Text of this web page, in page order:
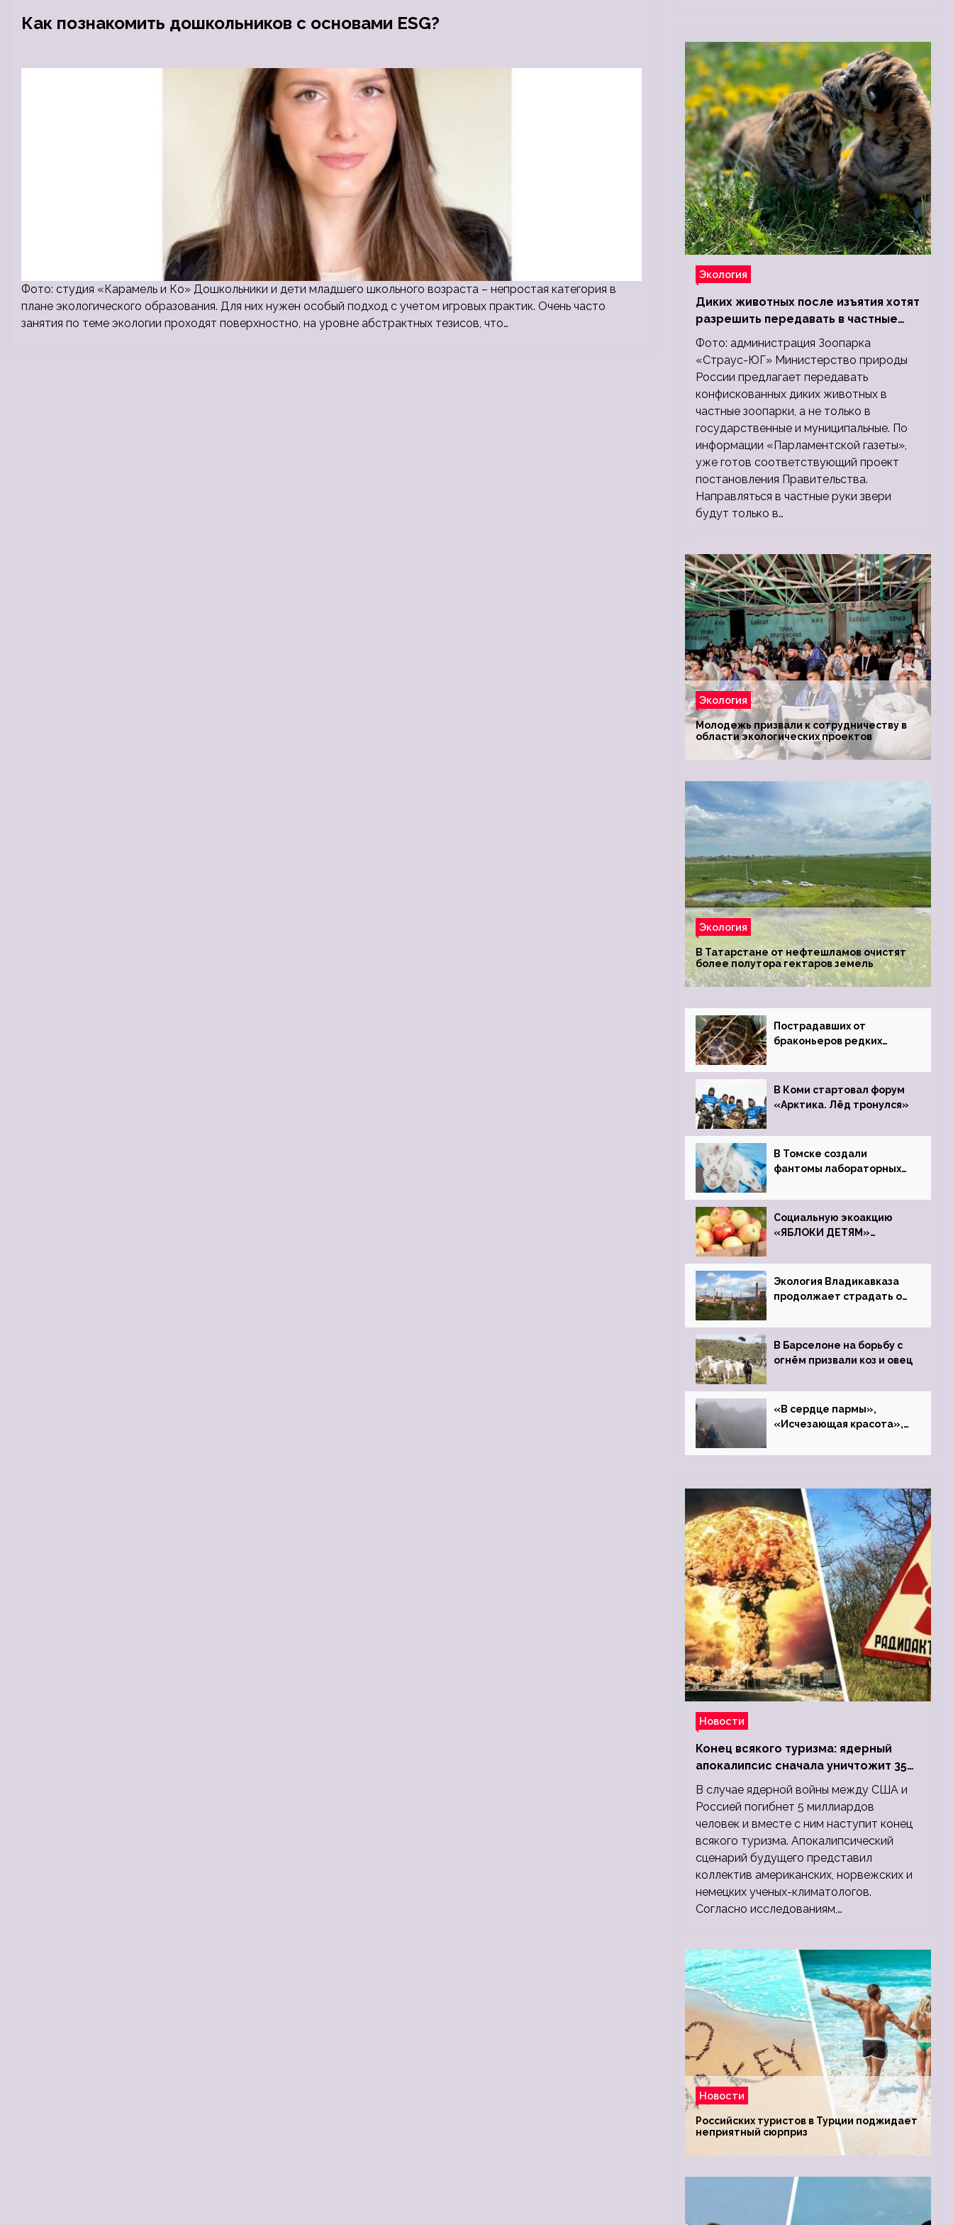
Как познакомить дошкольников с основами ESG?
Фото: студия «Карамель и Ко» Дошкольники и дети младшего школьного возраста – непростая категория в
плане экологического образования. Для них нужен особый подход с учетом игровых практик. Очень часто
занятия по теме экологии проходят поверхностно, на уровне абстрактных тезисов, что…
Экология
Диких животных после изъятия хотят
разрешить передавать в частные
зоопарки
Фото: администрация Зоопарка
«Страус-ЮГ» Министерство природы
России предлагает передавать
конфискованных диких животных в
частные зоопарки, а не только в
государственные и муниципальные. По
информации «Парламентской газеты»,
уже готов соответствующий проект
постановления Правительства.
Направляться в частные руки звери
будут только в…
Экология
Молодежь призвали к сотрудничеству в
области экологических проектов
Экология
В Татарстане от нефтешламов очистят
более полутора гектаров земель
Пострадавших от
браконьеров редких
Ростовский зоопарк
В Коми стартовал форум
«Арктика. Лёд тронулся»
В Томске создали
фантомы лабораторных
Социальную экоакцию
«ЯБЛОКИ ДЕТЯМ»
Экология Владикавказа
продолжает страдать от
завода
В Барселоне на борьбу с
огнём призвали коз и овец
«В сердце пармы»,
«Исчезающая красота»,
Новости
Конец всякого туризма: ядерный
апокалипсис сначала уничтожит 350
миллионов, а потом 5 миллиардов
людей
В случае ядерной войны между США и
Россией погибнет 5 миллиардов
человек и вместе с ним наступит конец
всякого туризма. Апокалипсический
сценарий будущего представил
коллектив американских, норвежских и
немецких ученых-климатологов.
Согласно исследованиям,…
Новости
Российских туристов в Турции поджидает
неприятный сюрприз